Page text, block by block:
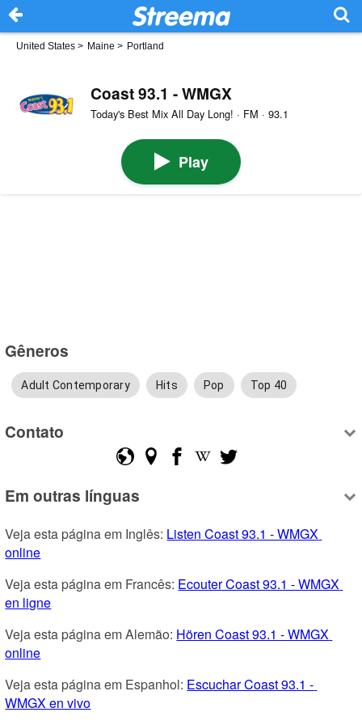
United States > Maine > Portland
Coast 93.1 - WMGX
Today's Best Mix All Day Long! · FM · 93.1
Play
Gêneros
Adult Contemporary Hits Pop Top 40
Contato
Em outras línguas
Veja esta página em Inglês: Listen Coast 93.1 - WMGX
online
Veja esta página em Francês: Ecouter Coast 93.1 - WMGX
en ligne
Veja esta página em Alemão: Hören Coast 93.1 - WMGX
online
Veja esta página em Espanhol: Escuchar Coast 93.1 -
WMGX en vivo